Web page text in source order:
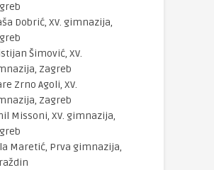
Dobrić, XV. gimnazija,
Šimović, XV.
Zagreb
Zrno Agoli, XV.
Zagreb
Missoni, XV. gimnazija,
Maretić, Prva gimnazija,